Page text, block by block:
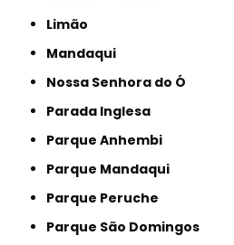
Limão
Mandaqui
Nossa Senhora do Ó
Parada Inglesa
Parque Anhembi
Parque Mandaqui
Parque Peruche
Parque São Domingos